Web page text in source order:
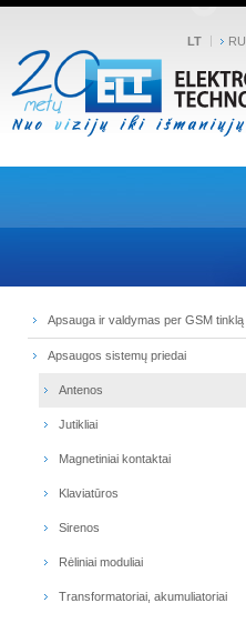
LT RU
Apsauga ir valdymas per GSM tinklą
Apsaugos sistemų priedai
Antenos
Jutikliai
Magnetiniai kontaktai
Klaviatūros
Sirenos
Rėliniai moduliai
Transformatoriai, akumuliatoriai